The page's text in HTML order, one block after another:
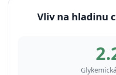
Vliv na hladinu